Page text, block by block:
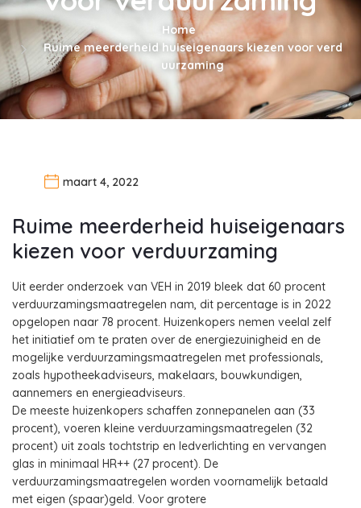
Home
Ruime meerderheid huiseigenaars kiezen voor verd
uurzaming
maart 4, 2022
Ruime meerderheid huiseigenaars
kiezen voor verduurzaming
Uit eerder onderzoek van VEH in 2019 bleek dat 60 procent
verduurzamingsmaatregelen nam, dit percentage is in 2022
opgelopen naar 78 procent. Huizenkopers nemen veelal zelf
het initiatief om te praten over de energiezuinigheid en de
mogelijke verduurzamingsmaatregelen met professionals,
zoals hypotheekadviseurs, makelaars, bouwkundigen,
aannemers en energieadviseurs.
De meeste huizenkopers schaffen zonnepanelen aan (33
procent), voeren kleine verduurzamingsmaatregelen (32
procent) uit zoals tochtstrip en ledverlichting en vervangen
glas in minimaal HR++ (27 procent). De
verduurzamingsmaatregelen worden voornamelijk betaald
met eigen (spaar)geld. Voor grotere